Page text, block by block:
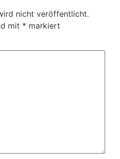
nicht veröffentlicht.
mit * markiert